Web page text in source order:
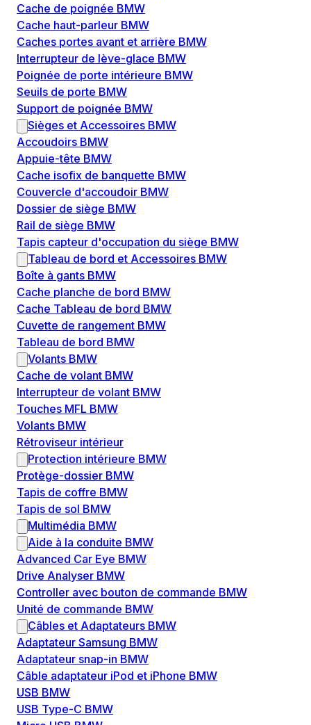
Cache de poignée BMW
Cache haut-parleur BMW
Caches portes avant et arrière BMW
Interrupteur de lève-glace BMW
Poignée de porte intérieure BMW
Seuils de porte BMW
Support de poignée BMW
Sièges et Accessoires BMW
Accoudoirs BMW
Appuie-tête BMW
Cache isofix de banquette BMW
Couvercle d'accoudoir BMW
Dossier de siège BMW
Rail de siège BMW
Tapis capteur d'occupation du siège BMW
Tableau de bord et Accessoires BMW
Boîte à gants BMW
Cache planche de bord BMW
Cache Tableau de bord BMW
Cuvette de rangement BMW
Tableau de bord BMW
Volants BMW
Cache de volant BMW
Interrupteur de volant BMW
Touches MFL BMW
Volants BMW
Rétroviseur intérieur
Protection intérieure BMW
Protège-dossier BMW
Tapis de coffre BMW
Tapis de sol BMW
Multimédia BMW
Aide à la conduite BMW
Advanced Car Eye BMW
Drive Analyser BMW
Controller avec bouton de commande BMW
Unité de commande BMW
Câbles et Adaptateurs BMW
Adaptateur Samsung BMW
Adaptateur snap-in BMW
Câble adaptateur iPod et iPhone BMW
USB BMW
USB Type-C BMW